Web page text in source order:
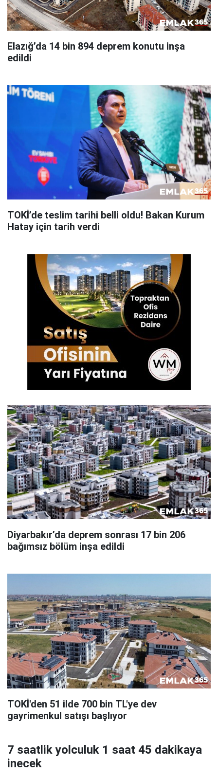
Elazığ’da 14 bin 894 deprem konutu inşa
edildi
TOKİ’de teslim tarihi belli oldu! Bakan Kurum
Hatay için tarih verdi
Diyarbakır’da deprem sonrası 17 bin 206
bağımsız bölüm inşa edildi
TOKİ'den 51 ilde 700 bin TL'ye dev
gayrimenkul satışı başlıyor
7 saatlik yolculuk 1 saat 45 dakikaya
inecek